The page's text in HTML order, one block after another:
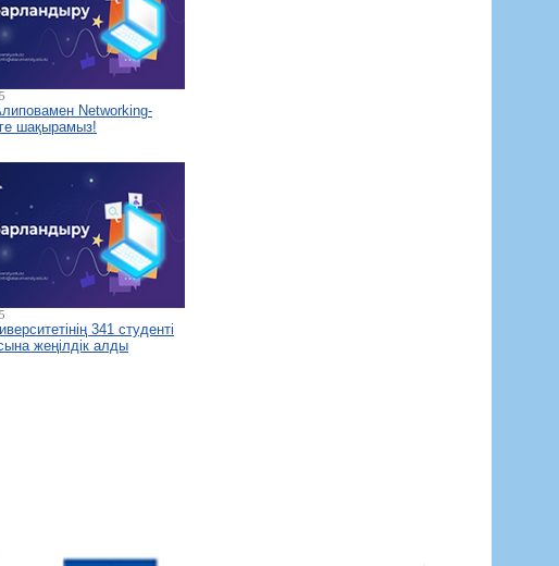
Networking-
шақырамыз!
341 студенті
жеңілдік алды